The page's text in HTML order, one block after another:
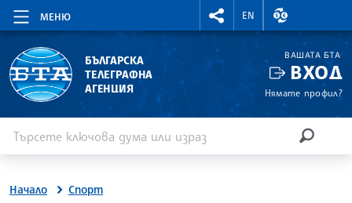
МЕНЮ
RIGHTMENU.SOCIAL
EN
ВАЛУТНИ
БЪЛГАРСКА
ТЕЛЕГРАФНА
АГЕНЦИЯ
ВАШАТА БТА
ВХОД
Нямате профил?
Начало Спорт